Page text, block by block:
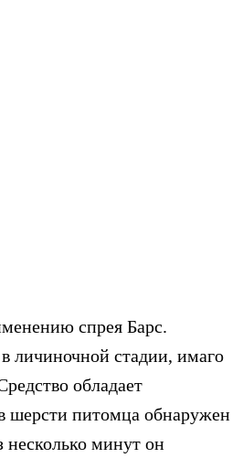
спрея Барс.
личиночной стадии, имаго
обладает
шерсти питомца обнаружен
несколько минут он